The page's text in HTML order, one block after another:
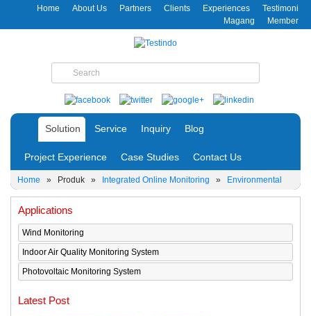
Home About Us Partners Clients Experiences
Testimoni
Magang
Member
Solution Service Inquiry Blog
Project Experience Case Studies Contact Us
Home » Produk » Integrated Online Monitoring » Environmental
Applications
Wind Monitoring
Indoor Air Quality Monitoring System
Photovoltaic Monitoring System
Latest Post